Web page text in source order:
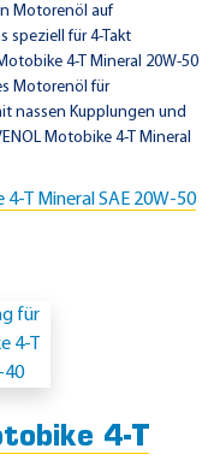
Motorenöl auf
speziell für 4-Takt
4-T Mineral 20W-50
Motorenöl für
nassen Kupplungen und
Motobike 4-T Mineral
T Mineral SAE 20W-50
4-T